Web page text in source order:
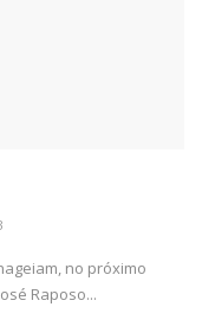
no próximo
Raposo...